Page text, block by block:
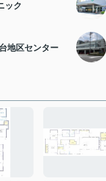
ック
地区センター